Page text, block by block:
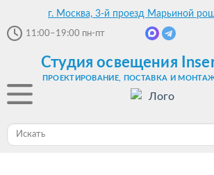
г. Москва, 3-й проезд Марьиной
11:00–19:00 пн-пт
Студия освещения
ПРОЕКТИРОВАНИЕ, ПОСТАВКА И